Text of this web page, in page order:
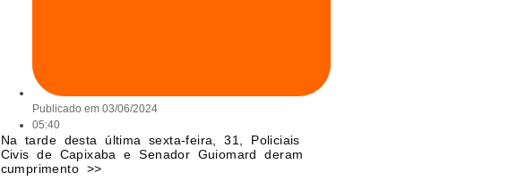
Publicado em 03/06/2024
05:40
Na tarde desta última sexta-feira, 31, Policiais
Civis de Capixaba e Senador Guiomard deram
cumprimento >>